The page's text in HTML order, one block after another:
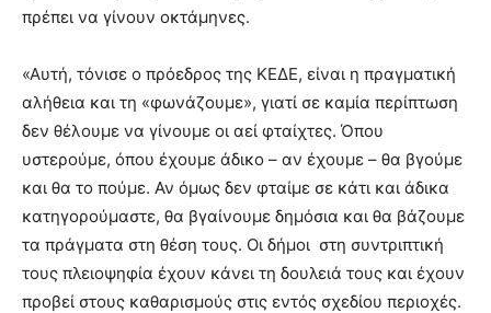
πρέπει να γίνουν οκτάμηνες.
«Αυτή, τόνισε ο πρόεδρος της ΚΕΔΕ, είναι η πραγματική
αλήθεια και τη «φωνάζουμε», γιατί σε καμία περίπτωση
δεν θέλουμε να γίνουμε οι αεί φταίχτες. Όπου
υστερούμε, όπου έχουμε άδικο – αν έχουμε – θα βγούμε
και θα το πούμε. Αν όμως δεν φταίμε σε κάτι και άδικα
κατηγορούμαστε, θα βγαίνουμε δημόσια και θα βάζουμε
τα πράγματα στη θέση τους. Οι δήμοι στη συντριπτική
τους πλειοψηφία έχουν κάνει τη δουλειά τους και έχουν
προβεί στους καθαρισμούς στις εντός σχεδίου περιοχές.